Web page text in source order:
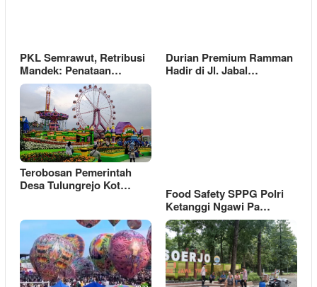
PKL Semrawut, Retribusi
Mandek: Penataan…
Durian Premium Ramman
Hadir di Jl. Jabal…
Terobosan Pemerintah
Desa Tulungrejo Kot…
Food Safety SPPG Polri
Ketanggi Ngawi Pa…